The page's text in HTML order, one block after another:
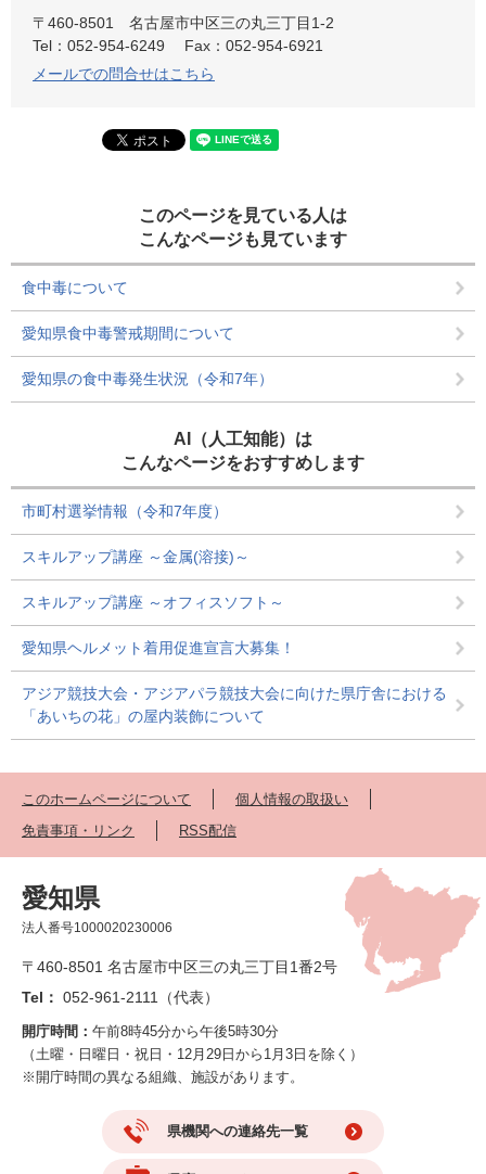
〒460-8501
名古屋市中区三の丸三丁目1-2
Tel：052-954-6249
Fax：052-954-6921
メールでの問合せはこちら
このページを見ている人は
こんなページも見ています
食中毒について
愛知県食中毒警戒期間について
愛知県の食中毒発生状況（令和7年）
AI（人工知能）は
こんなページをおすすめします
市町村選挙情報（令和7年度）
スキルアップ講座 ～金属(溶接)～
スキルアップ講座 ～オフィスソフト～
愛知県ヘルメット着用促進宣言大募集！
アジア競技大会・アジアパラ競技大会に向けた県庁舎における
「あいちの花」の屋内装飾について
このホームページについて
個人情報の取扱い
免責事項・リンク
RSS配信
愛知県
法人番号1000020230006
〒460-8501 名古屋市中区三の丸三丁目1番2号
Tel： 052-961-2111（代表）
開庁時間： 午前8時45分から午後5時30分
（土曜・日曜日・祝日・12月29日から1月3日を除く）
※開庁時間の異なる組織、施設があります。
県機関への連絡先一覧